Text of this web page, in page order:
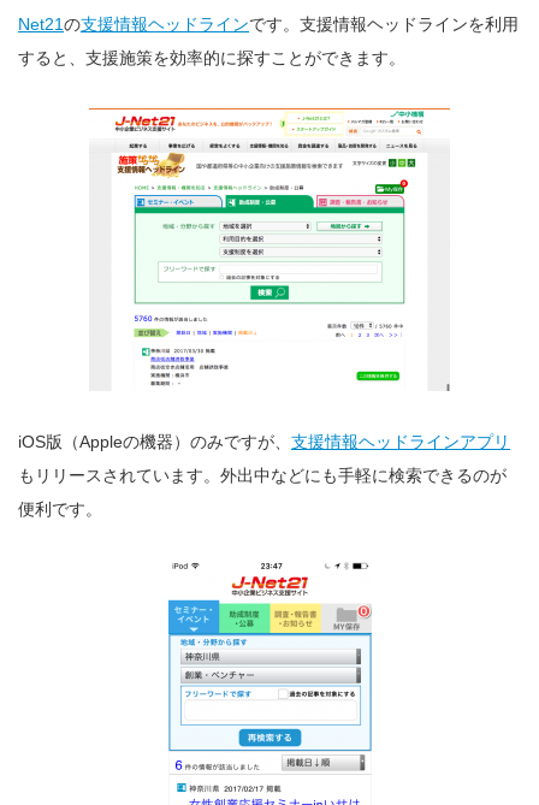
Net21の支援情報ヘッドラインです。支援情報ヘッドラインを利用
すると、支援施策を効率的に探すことができます。
iOS版（Appleの機器）のみですが、 支援情報ヘッドラインアプリ
もリリースされています。外出中などにも手軽に検索できるのが
便利です。